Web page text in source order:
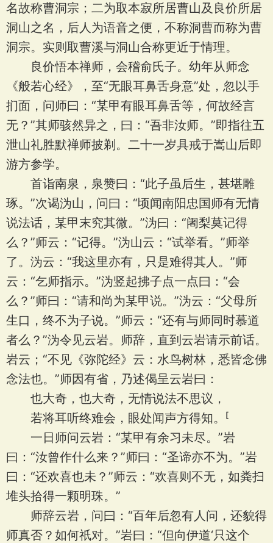
名故称曹洞宗；二为取本寂所居曹山及良价所居
洞山之名，后人为语音之便，不称洞曹而称为曹
洞宗。实则取曹溪与洞山合称更近于情理。
良价悟本禅师，会稽俞氏子。幼年从师念
《般若心经》，至“无眼耳鼻舌身意”处，忽以手
扪面，问师曰：“某甲有眼耳鼻舌等，何故经言
无？”其师骇然异之，曰：“吾非汝师。”即指往五
泄山礼胜默禅师披剃。二十一岁具戒于嵩山后即
游方参学。
首诣南泉，泉赞曰：“此子虽后生，甚堪雕
琢。”次谒沩山，问曰：“顷闻南阳忠国师有无情
说法话，某甲末究其微。”沩曰：“阇梨莫记得
么？”师云：“记得。”沩山云：“试举看。”师举
了。沩云：“我这里亦有，只是难得其人。”师
云：“乞师指示。”沩竖起拂子点一点曰：“会
么？”师曰：“请和尚为某甲说。”沩云：“父母所
生口，终不为子说。”师云：“还有与师同时慕道
者么？”沩令见云岩。师辞，直到云岩请示前话。
岩云；“不见《弥陀经》云：水鸟树林，悉皆念佛
念法也。”师因有省，乃述偈呈云岩曰：
也大奇，也大奇，无情说法不思议，
若将耳听终难会，眼处闻声方得知。
一日师问云岩：“某甲有余习未尽。”岩
曰：“汝曾作什么来？”师曰：“圣谛亦不为。”岩
曰：“还欢喜也未？”师云：“欢喜则不无，如粪扫
堆头拾得一颗明珠。”
师辞云岩，问曰：“百年后忽有人问，还貌得
师真否？如何祇对。”岩曰：“但向伊道‘只这个